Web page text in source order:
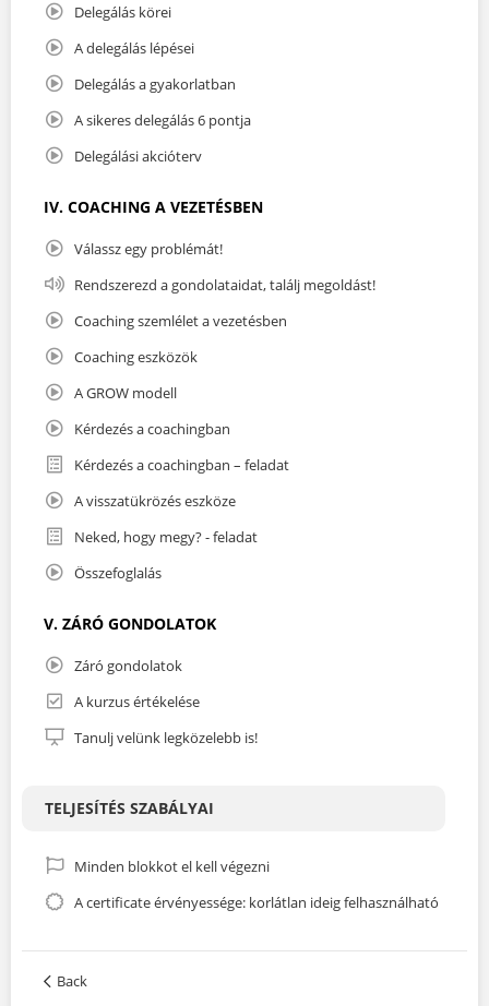
Delegálás körei
A delegálás lépései
Delegálás a gyakorlatban
A sikeres delegálás 6 pontja
Delegálási akcióterv
IV. COACHING A VEZETÉSBEN
Válassz egy problémát!
Rendszerezd a gondolataidat, találj megoldást!
Coaching szemlélet a vezetésben
Coaching eszközök
A GROW modell
Kérdezés a coachingban
Kérdezés a coachingban – feladat
A visszatükrözés eszköze
Neked, hogy megy? - feladat
Összefoglalás
V. ZÁRÓ GONDOLATOK
Záró gondolatok
A kurzus értékelése
Tanulj velünk legközelebb is!
TELJESÍTÉS SZABÁLYAI
Minden blokkot el kell végezni
A certificate érvényessége: korlátlan ideig felhasználható
Back